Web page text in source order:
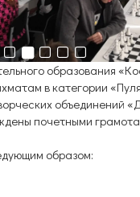
образования
в категории
объединений
почетными
образом: